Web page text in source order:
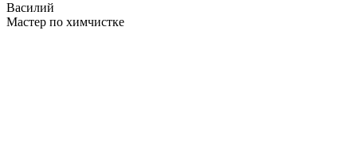
Василий
Мастер по химчистке